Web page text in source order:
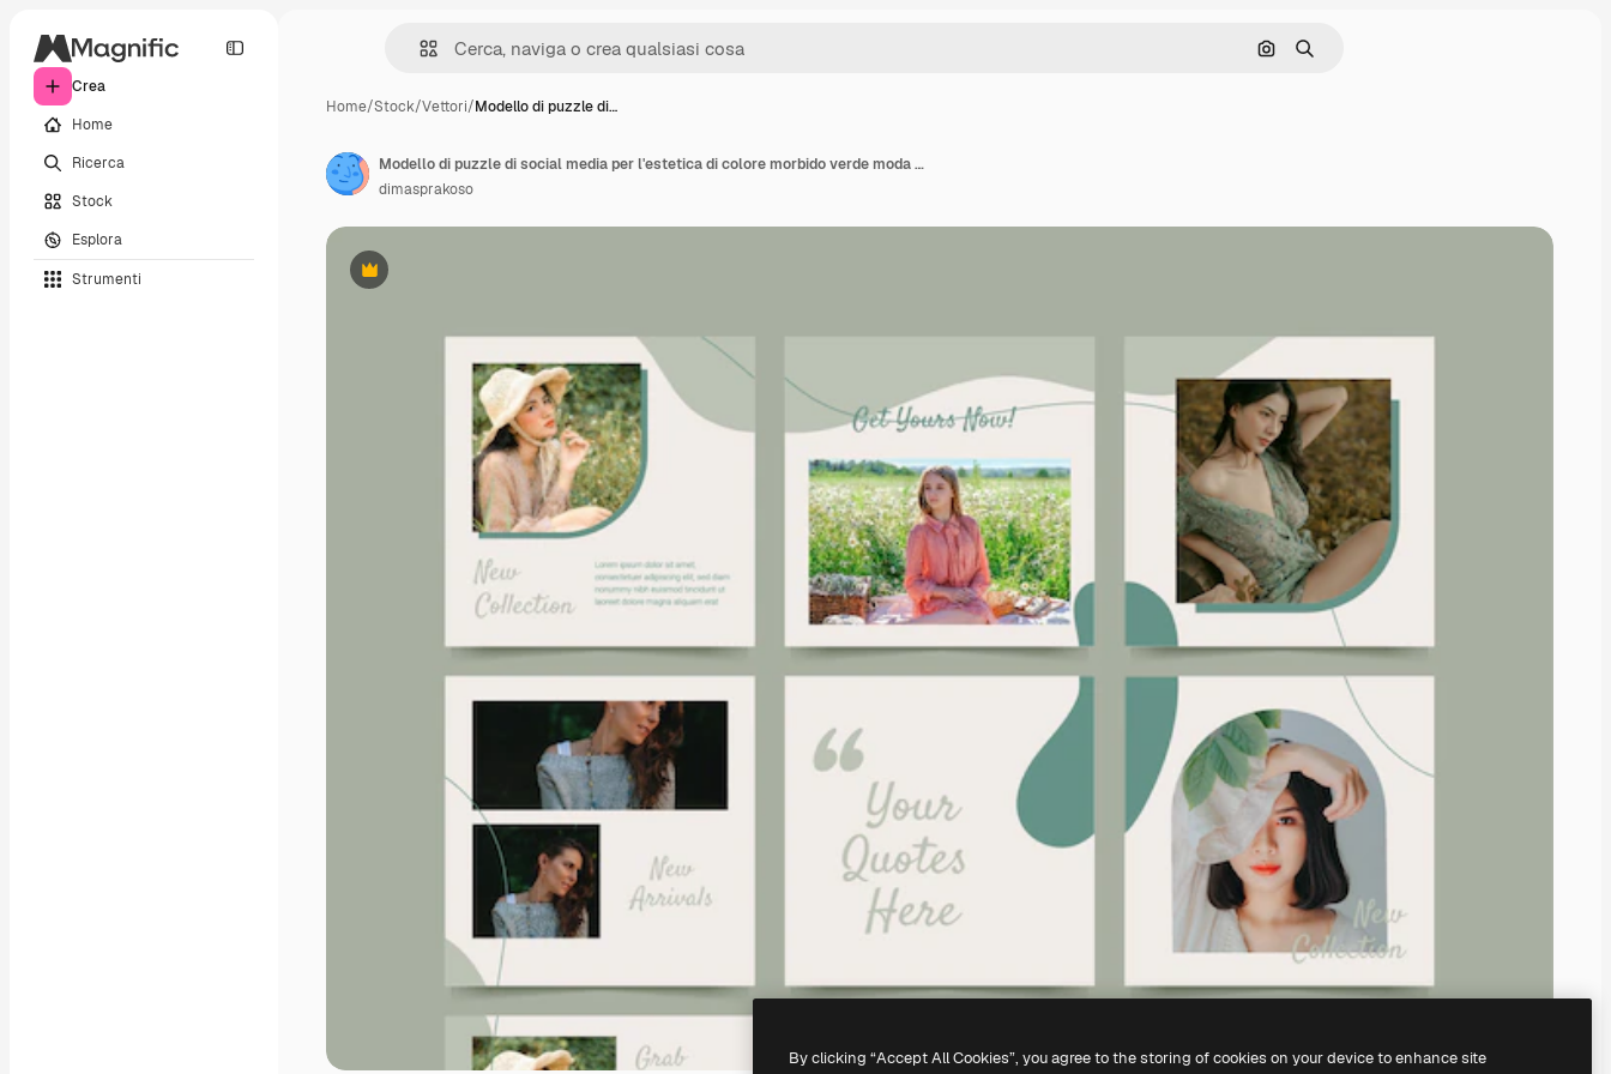
Crea
Home
Ricerca
Stock
Esplora
Strumenti
Cerca per immagine
Ricerca
Home/Stock/Vettori/Modello di puzzle di…
Premium
Modello di puzzle di social media per l'estetica di colore morbido verde moda donna.
dimasprakoso
By clicking “Accept All Cookies”, you agree to the storing of cookies on your device to enhance site